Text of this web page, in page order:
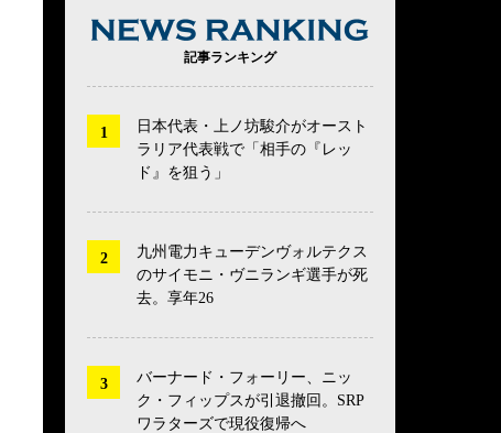
記事ランキング
日本代表・上ノ坊駿介がオースト
ラリア代表戦で「相手の『レッ
ド』を狙う」
九州電力キューデンヴォルテクス
のサイモニ・ヴニランギ選手が死
去。享年26
バーナード・フォーリー、ニッ
ク・フィップスが引退撤回。SRP
ワラターズで現役復帰へ